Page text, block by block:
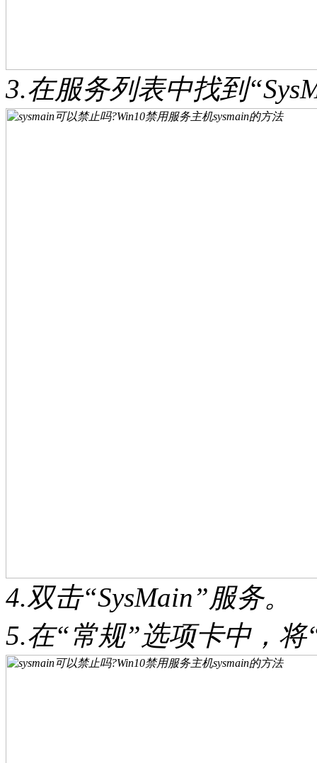
3.在服务列表中找到
4.双击“SysMain”服务。
5.在“常规”选项卡中，